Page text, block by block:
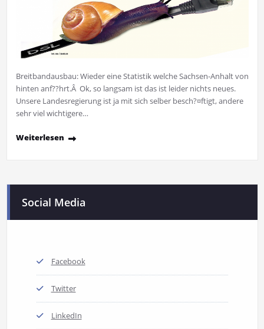
Breitbandausbau: Wieder eine Statistik welche Sachsen-Anhalt von
hinten anf??hrt.Â Ok, so langsam ist das ist leider nichts neues.
Unsere Landesregierung ist ja mit sich selber besch?¤ftigt, andere
sehr viel wichtigere…
Weiterlesen
Social Media
Facebook
Twitter
LinkedIn